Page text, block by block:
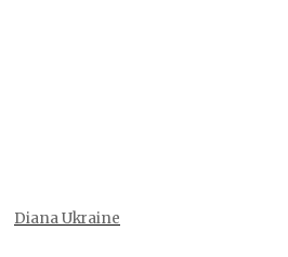
Diana Ukraine